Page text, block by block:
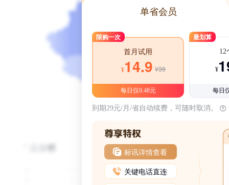
单省会员
限购一次
首月试用
¥14.9 ¥39
每日仅0.48元
最划算
12
¥
每日
到期29元/月/省自动续费，可随时取消。
标讯详情查看
关键电话直连